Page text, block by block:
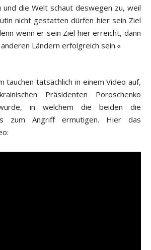
und die Welt schaut deswegen zu, weil
nicht gestatten dürfen hier sein Ziel
wenn er sein Ziel hier erreicht, dann
Ländern erfolgreich sein.«
tauchen tatsächlich in einem Video auf,
Präsidenten Poroschenko
in welchem die beiden die
zum Angriff ermutigen. Hier das